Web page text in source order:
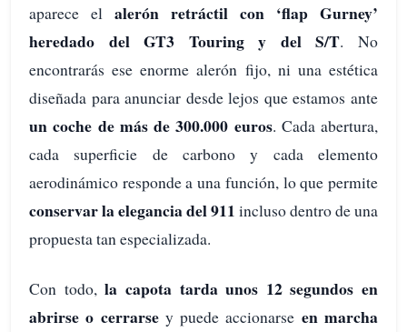
aparece el alerón retráctil con ‘flap Gurney’
heredado del GT3 Touring y del S/T. No
encontrarás ese enorme alerón fijo, ni una estética
diseñada para anunciar desde lejos que estamos ante
un coche de más de 300.000 euros. Cada abertura,
cada superficie de carbono y cada elemento
aerodinámico responde a una función, lo que permite
conservar la elegancia del 911 incluso dentro de una
propuesta tan especializada.
Con todo,la capota tarda unos 12 segundos en
abrirse o cerrarsey puede accionarse en marcha